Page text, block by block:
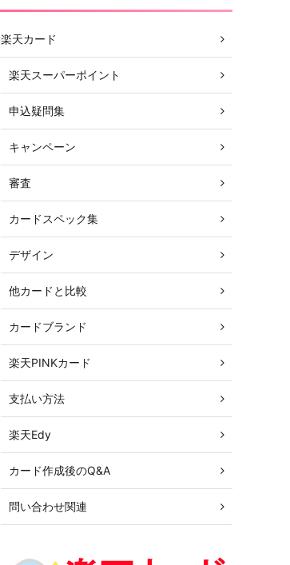
楽天カード
楽天スーパーポイント
申込疑問集
キャンペーン
審査
カードスペック集
デザイン
他カードと比較
カードブランド
楽天PINKカード
支払い方法
楽天Edy
カード作成後のQ&A
問い合わせ関連